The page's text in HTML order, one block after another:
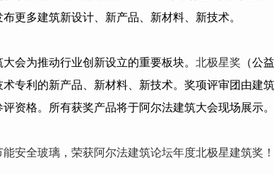
更多建筑新设计、新产品、新材料、新技术。
会为推动行业创新设立的重要板块。 北极星奖 （公
专利的新产品、新材料、新技术。奖项评审团由建
资格。所有获奖产品将于阿尔法建筑大会现场展示。
安全玻璃，荣获阿尔法建筑论坛年度北极星建筑奖！